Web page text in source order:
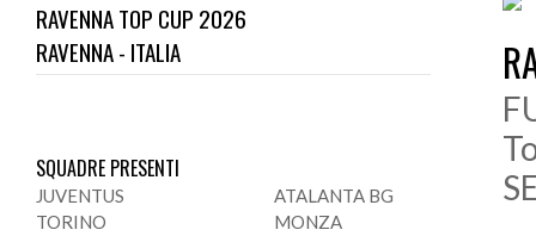
RAVENNA TOP CUP 2026
RAVENNA - ITALIA
SQUADRE PRESENTI
JUVENTUS
ATALANTA BG
TORINO
MONZA